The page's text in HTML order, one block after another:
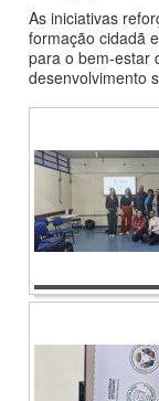
As iniciativas
formação cidadã
para o bem-estar
desenvolvimento